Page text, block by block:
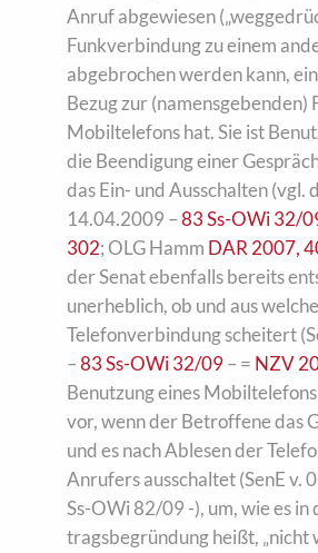
Anruf abgewiesen
Funkverbindung zu einem
abgebrochen werden kann,
Bezug zur (namensgebenden)
Mobiltelefons hat. Sie ist
die Beendigung einer
das Ein- und Ausschalten (vgl.
14.04.2009 –83 Ss-OWi 32/
302; OLG Hamm DAR 2007,
der Senat ebenfalls bereits
unerheblich, ob und aus
Telefonverbindung scheitert
–83 Ss-OWi 32/09– = NZV
Benutzung eines
vor, wenn der Betroffene das
und es nach Ablesen der
Anrufers ausschaltet (SenE v.
Ss-OWi 82/09 -), um, wie es
tragsbegründung heißt,